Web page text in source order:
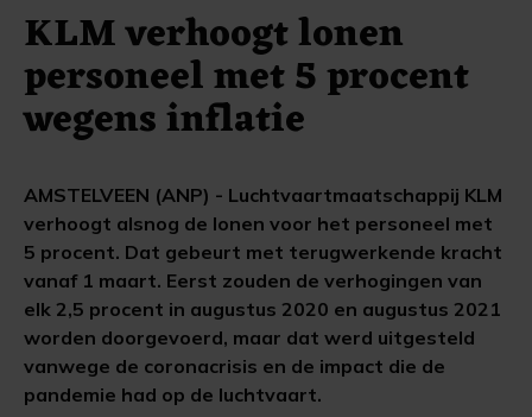
KLM verhoogt lonen
personeel met 5 procent
wegens inflatie
AMSTELVEEN (ANP) - Luchtvaartmaatschappij KLM
verhoogt alsnog de lonen voor het personeel met
5 procent. Dat gebeurt met terugwerkende kracht
vanaf 1 maart. Eerst zouden de verhogingen van
elk 2,5 procent in augustus 2020 en augustus 2021
worden doorgevoerd, maar dat werd uitgesteld
vanwege de coronacrisis en de impact die de
pandemie had op de luchtvaart.